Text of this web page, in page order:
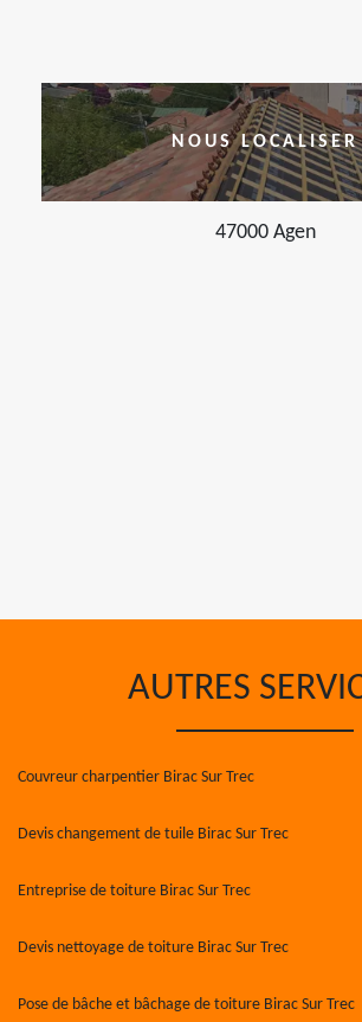
NOUS LOCALISER
47000 Agen
AUTRES
Couvreur charpentier Birac Sur Trec
Devis changement de tuile Birac Sur Trec
Entreprise de toiture Birac Sur Trec
Devis nettoyage de toiture Birac Sur Trec
Pose de bâche et bâchage de toiture Birac Sur Trec